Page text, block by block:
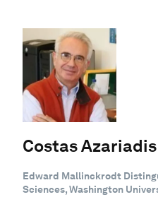
Costas Azariadis
Edward Mallinckrodt
Sciences, Washington